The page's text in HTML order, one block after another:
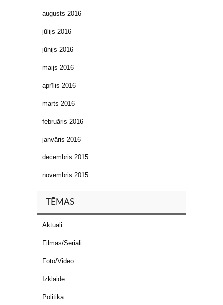
augusts 2016
jūlijs 2016
jūnijs 2016
maijs 2016
aprīlis 2016
marts 2016
februāris 2016
janvāris 2016
decembris 2015
novembris 2015
TĒMAS
Aktuāli
Filmas/Seriāli
Foto/Video
Izklaide
Politika